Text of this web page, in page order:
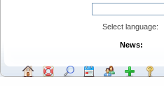
Select language:
News: